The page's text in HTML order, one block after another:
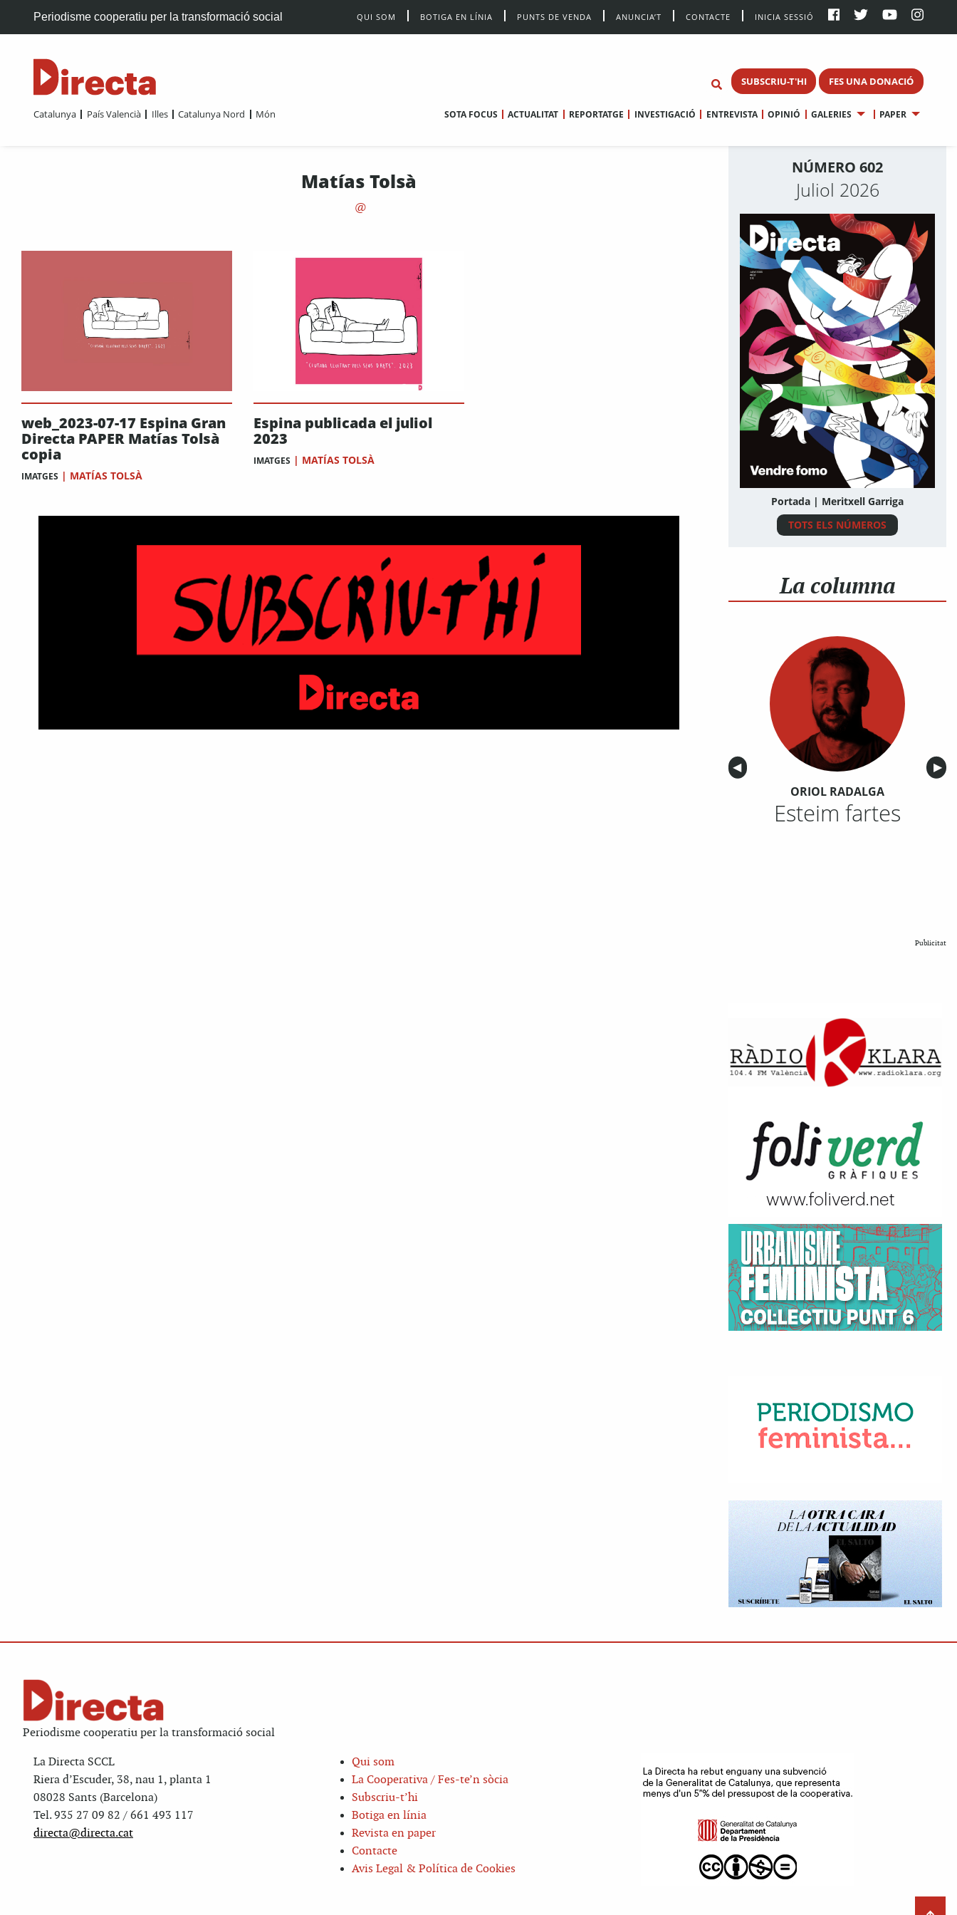
Periodisme cooperatiu per la transformació social QUI SOM BOTIGA EN LÍNIA PUNTS DE VENDA ANUNCIA’T CONTACTE INICIA SESSIÓ
SUBSCRIU-T'HI FES UNA DONACIÓ
Catalunya País Valencià Illes Catalunya Nord Món SOTA FOCUS ACTUALITAT REPORTATGE INVESTIGACIÓ ENTREVISTA OPINIÓ GALERIES PAPER
Matías Tolsà
web_2023-07-17 Espina Gran
Directa PAPER Matías Tolsà
copia
IMATGES | MATÍAS TOLSÀ
Espina publicada el juliol
2023
IMATGES | MATÍAS TOLSÀ
NÚMERO 602
Juliol 2026
Portada | Meritxell Garriga
TOTS ELS NÚMEROS
La columna
Anterior
◀︎ ▶︎
ORIOL RADALGA
Esteim fartes
Publicitat
Periodisme cooperatiu per la transformació social
La Directa SCCL
Riera d’Escuder, 38, nau 1, planta 1
08028 Sants (Barcelona)
Tel. 935 27 09 82 / 661 493 117
directa@directa.cat
Qui som
La Cooperativa / Fes-te’n sòcia
Subscriu-t’hi
Botiga en línia
Revista en paper
Contacte
Avis Legal & Política de Cookies